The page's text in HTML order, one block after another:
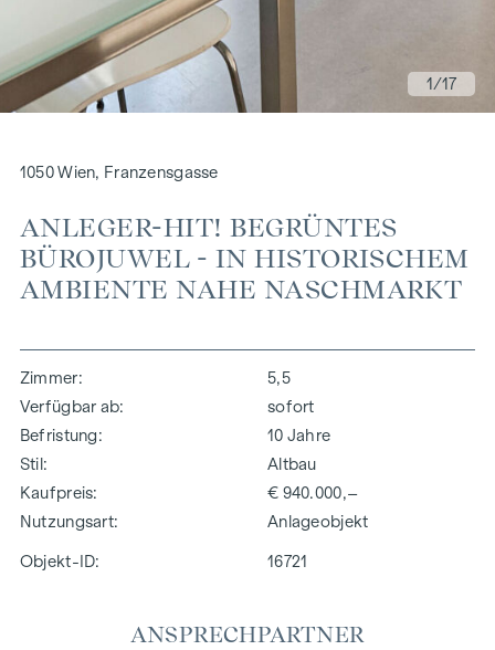
1/17
1050 Wien, Franzensgasse
ANLEGER-HIT! BEGRÜNTES
BÜROJUWEL - IN HISTORISCHEM
AMBIENTE NAHE NASCHMARKT
Zimmer
5,5
Verfügbar ab
sofort
Befristung
10 Jahre
Stil
Altbau
Kaufpreis
€ 940.000,–
Nutzungsart
Anlageobjekt
Objekt-ID: 16721
ANSPRECHPARTNER